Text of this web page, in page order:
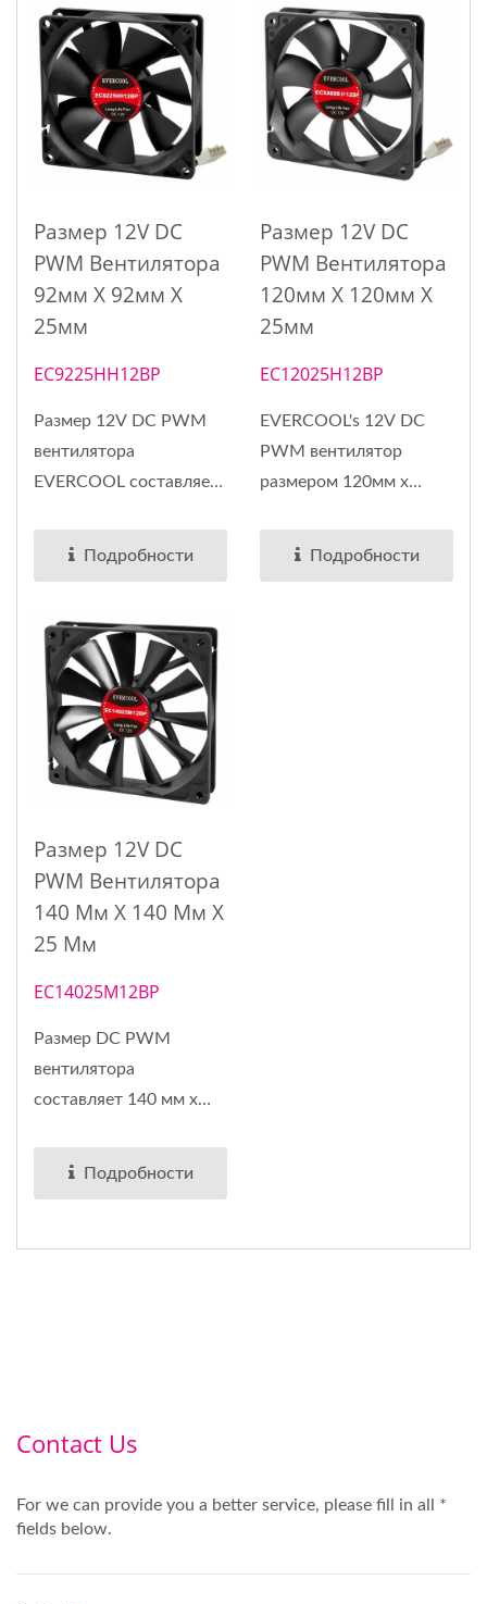
Размер 12V DC
PWM Вентилятора
92мм X 92мм X
25мм
EC9225HH12BP
Размер 12V DC PWM
вентилятора
EVERCOOL составляет
Подробности
Размер 12V DC
PWM Вентилятора
120мм X 120мм X
25мм
EC12025H12BP
EVERCOOL's 12V DC
PWM вентилятор
размером 120мм x
Подробности
Размер 12V DC
PWM Вентилятора
140 Мм X 140 Мм X
25 Мм
EC14025M12BP
Размер DC PWM
вентилятора
составляет 140 мм x
Подробности